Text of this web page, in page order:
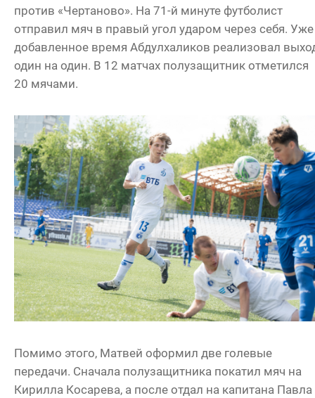
против «Чертаново». На 71-й минуте футболист
отправил мяч в правый угол ударом через себя.
добавленное время Абдулхаликов реализовал
один на один. В 12 матчах полузащитник отметился
20 мячами.
Помимо этого, Матвей оформил две голевые
передачи. Сначала полузащитника покатил мяч на
Кирилла Косарева, а после отдал на капитана Павла